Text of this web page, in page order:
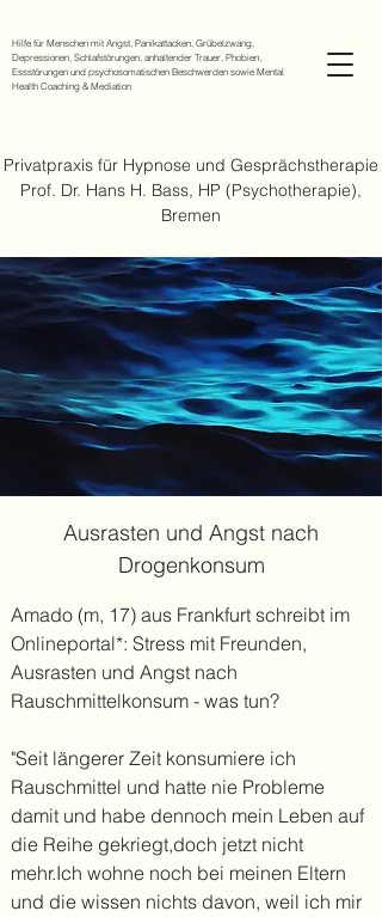
Hilfe für Menschen mit Angst, Panikattacken, Grübelzwang,
Depressionen, Schlafstörungen, anhaltender Trauer, Phobien,
Essstörungen und psychosomatischen Beschwerden sowie Mental
Health Coaching & Mediation
Privatpraxis für Hypnose und Gesprächstherapie
Prof. Dr. Hans H. Bass, HP (Psychotherapie),
Bremen
Ausrasten und Angst nach
Drogenkonsum
Amado (m, 17) aus Frankfurt schreibt im
Onlineportal*: Stress mit Freunden,
Ausrasten und Angst nach
Rauschmittelkonsum - was tun?
"Seit längerer Zeit konsumiere ich
Rauschmittel und hatte nie Probleme
damit und habe dennoch mein Leben auf
die Reihe gekriegt,doch jetzt nicht
mehr.Ich wohne noch bei meinen Eltern
und die wissen nichts davon, weil ich mir